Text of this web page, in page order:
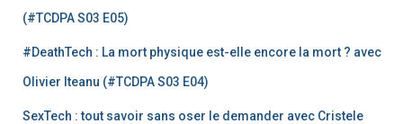
(#TCDPA S03 E05)
#DeathTech : La mort physique est-elle encore la mort ? avec
Olivier Iteanu (#TCDPA S03 E04)
SexTech : tout savoir sans oser le demander avec Cristele